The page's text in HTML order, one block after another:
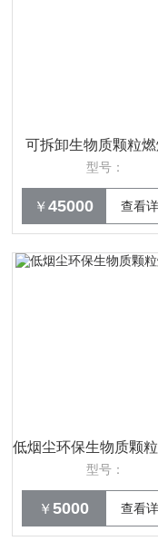
可拆卸生物质颗粒
型号：
￥45000 查看
型号：
￥5000 查看